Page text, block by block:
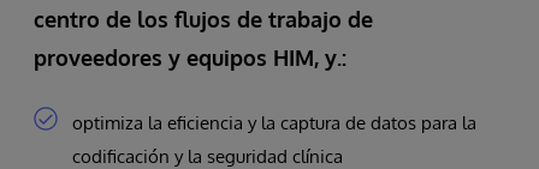
centro de los flujos de trabajo de
proveedores y equipos HIM, y.:
optimiza la eficiencia y la captura de datos para la
codificación y la seguridad clínica